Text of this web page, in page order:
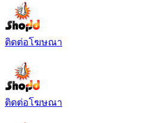
ติดต่อโฆษณา
ติดต่อโฆษณา